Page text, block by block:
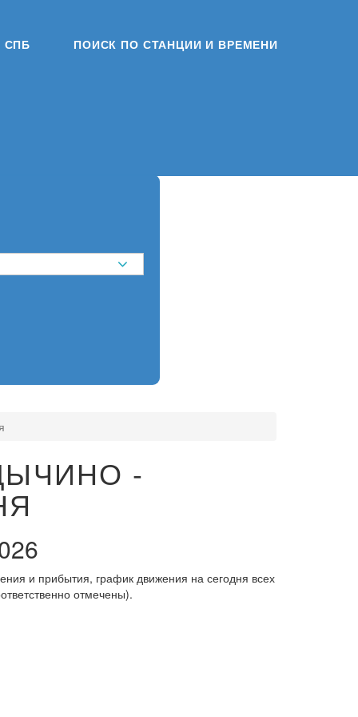
СПБ ПОИСК ПО СТАНЦИИ И ВРЕМЕНИ
-
и прибытия, график движения на сегодня всех
отмечены).